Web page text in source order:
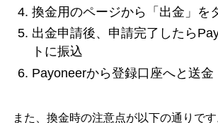
換金用のページから「出金」を
出金申請後、申請完了したら
トに振込
Payoneerから登録口座へと送金
また、換金時の注意点が以下の通りです